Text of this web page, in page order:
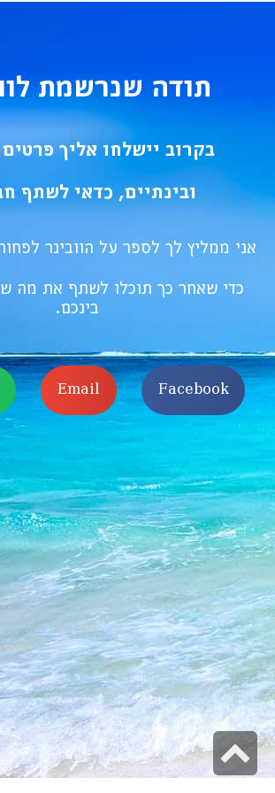
תודה שנרשמת
בקרוב יישלחו אליך
ובינתיים, כדאי לשתף
אני ממליץ לך לספר על הוובינר
כדי שאחר כך תוכלו לשתף את מה
בינכם.
Facebook
Email
גלילה
לראש